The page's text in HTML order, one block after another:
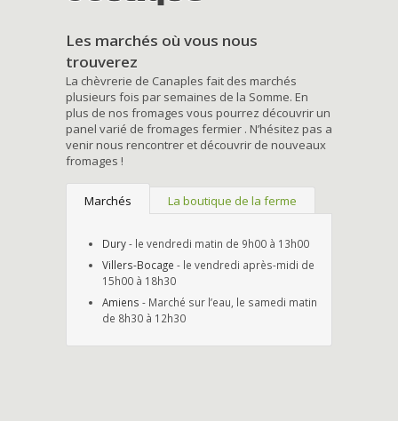
Les marchés où vous nous
trouverez
La chèvrerie de Canaples fait des marchés
plusieurs fois par semaines de la Somme. En
plus de nos fromages vous pourrez découvrir un
panel varié de fromages fermier . N’hésitez pas a
venir nous rencontrer et découvrir de nouveaux
fromages !
Marchés La boutique de la ferme
Dury- le vendredi matin de 9h00 à 13h00
Villers-Bocage - le vendredi après-midi de
15h00 à 18h30
Amiens - Marché sur l’eau, le samedi matin
de 8h30 à 12h30